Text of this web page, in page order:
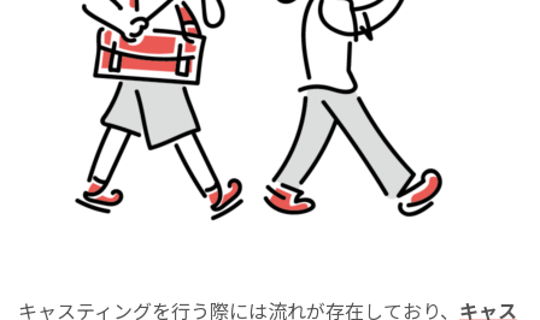
キャスティングを行う際には流れが存在しており、 キャス